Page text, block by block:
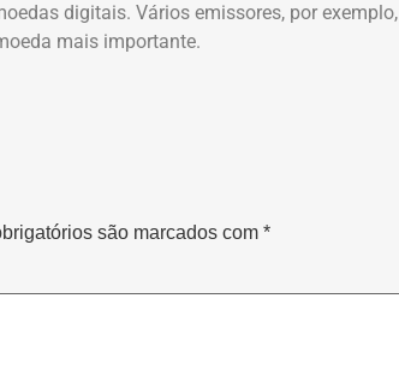
digitais. Vários emissores, por exemplo,
mais importante.
são marcados com *